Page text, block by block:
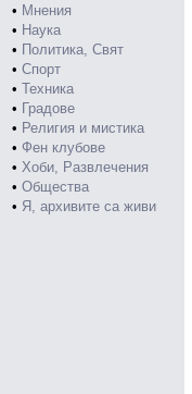
• Мнения
• Наука
• Политика, Свят
• Спорт
• Техника
• Градове
• Религия и мистика
• Фен клубове
• Хоби, Развлечения
• Общества
• Я, архивите са живи